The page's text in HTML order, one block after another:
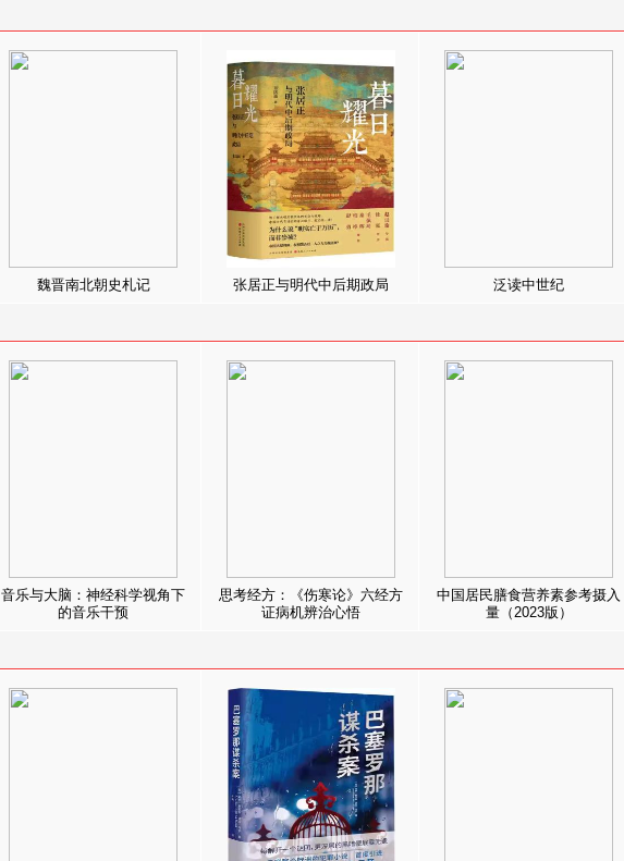
魏晋南北朝史札记 张居正与明代中后期政局 泛读中世纪
音乐与大脑：神经科学视角下
的音乐干预
思考经方：《伤寒论》六经方
证病机辨治心悟
中国居民膳食营养素参考摄入
量（2023版）